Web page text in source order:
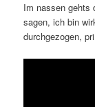
Im nassen gehts
sagen, ich bin
durchgezogen,